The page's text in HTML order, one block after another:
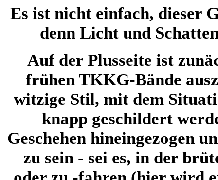
Es ist nicht einfach, dieser
denn Licht und
Auf der Plusseite ist
frühen TKKG-Bände
witzige Stil, mit dem
knapp geschildert
Geschehen hineingezogen
zu sein - sei es, in der